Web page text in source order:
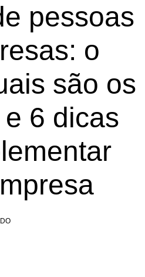
pessoas
o
são os
6 dicas